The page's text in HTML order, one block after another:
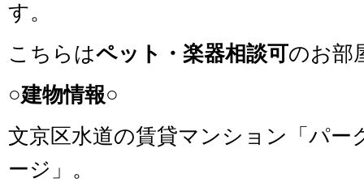
す。
こちらはペット・楽器相談可のお部
○建物情報○
文京区水道の賃貸マンション「パー
ージ」。